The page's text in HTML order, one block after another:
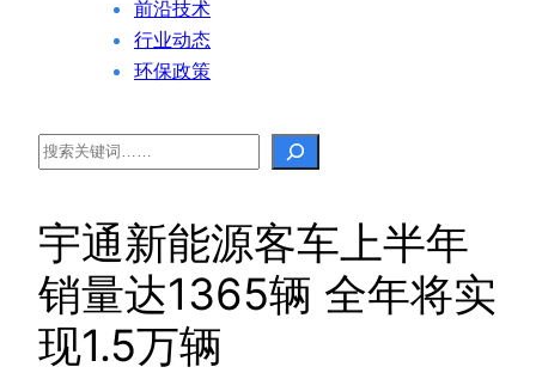
前沿技术
行业动态
环保政策
Search
宇通新能源客车上半年
销量达1365辆 全年将实
现1.5万辆